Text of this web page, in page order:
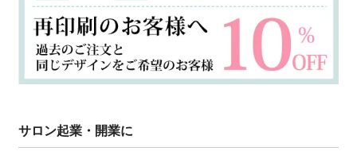
サロン起業・開業に